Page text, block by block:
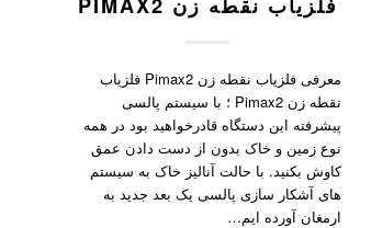
معرفی فلزیاب نقطه زن Pimax2 فلزیاب
نقطه زن Pimax2 ؛ با سیستم پالسی
پیشرفته این دستگاه قادرخواهید بود در همه
نوع زمین و خاک بدون از دست دادن عمق
کاوش بکنید. با حالت آنالیز خاک به سیستم
های آشکار سازی پالسی یک بعد جدید به
ارمغان آورده ایم…